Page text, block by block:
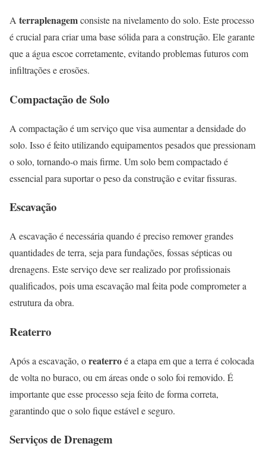
A terraplenagemconsiste na nivelamento do solo. Este processo
é crucial para criar uma base sólida para a construção. Ele garante
que a água escoe corretamente, evitando problemas futuros com
infiltrações e erosões.
Compactação de Solo
A compactação é um serviço que visa aumentar a densidade do
solo. Isso é feito utilizando equipamentos pesados que pressionam
o solo, tornando-o mais firme. Um solo bem compactado é
essencial para suportar o peso da construção e evitar fissuras.
Escavação
A escavação é necessária quando é preciso remover grandes
quantidades de terra, seja para fundações, fossas sépticas ou
drenagens. Este serviço deve ser realizado por profissionais
qualificados, pois uma escavação mal feita pode comprometer a
estrutura da obra.
Reaterro
Após a escavação, oreaterroé a etapa em que a terra é colocada
de volta no buraco, ou em áreas onde o solo foi removido. É
importante que esse processo seja feito de forma correta,
garantindo que o solo fique estável e seguro.
Serviços de Drenagem